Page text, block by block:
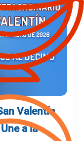
Valentín
a la